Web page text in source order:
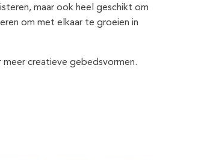
maar ook heel geschikt om
om met elkaar te groeien in
meer creatieve gebedsvormen.